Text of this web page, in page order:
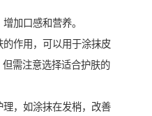
加口感和营养。
作用，可以用于涂抹皮
需注意选择适合护肤的
，如涂抹在发梢，改善